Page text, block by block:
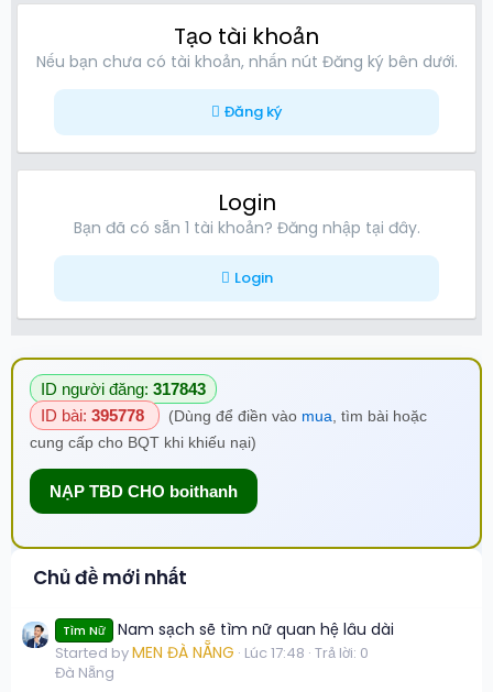
Tạo tài khoản
Nếu bạn chưa có tài khoản, nhấn nút Đăng ký bên dưới.
Đăng ký
Login
Bạn đã có sẵn 1 tài khoản? Đăng nhập tại đây.
Login
ID người đăng: 317843
ID bài: 395778 (Dùng để điền vào mua , tìm bài hoặc
cung cấp cho BQT khi khiếu nại)
NẠP TBD CHO boithanh
Chủ đề mới nhất
Tìm Nữ Nam sạch sẽ tìm nữ quan hệ lâu dài
Started byMEN ĐÀ NẴNG Lúc 17:48 Trả lời: 0
Đà Nẵng